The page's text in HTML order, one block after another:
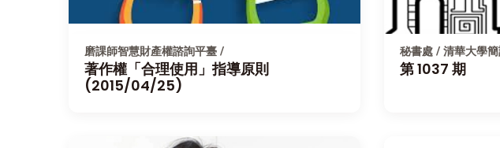
磨課師智慧財產權諮詢平臺 /
著作權「合理使用」指導原則
(2015/04/25)
秘書處 / 清華大學
第 1037 期